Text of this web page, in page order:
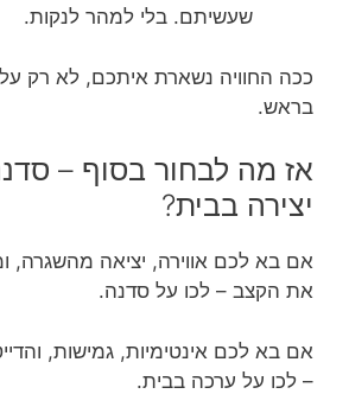
שעשיתם. בלי למהר לנקות.
ככה החוויה נשארת איתכם, לא רק
בראש.
אז מה לבחור בסוף –
יצירה בבית?
אם בא לכם אווירה, יציאה מהשגרה,
את הקצב – לכו על סדנה.
אם בא לכם אינטימיות, גמישות,
– לכו על ערכה בבית.